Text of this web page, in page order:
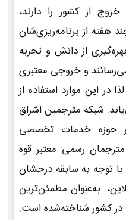
از کشور را دارند،
هفته از برنامه‌ریزی‌شان
از دانش و تجربه
و خروجی معتبری
در این موارد استفاده از
شبکه مترجمین اشراق
حوزه خدمات تخصصی
رسمی معتبر قوه
توجه به سابقه درخشان
به‌عنوان مطمئن‌ترین
کشور شناخته‌شده است.